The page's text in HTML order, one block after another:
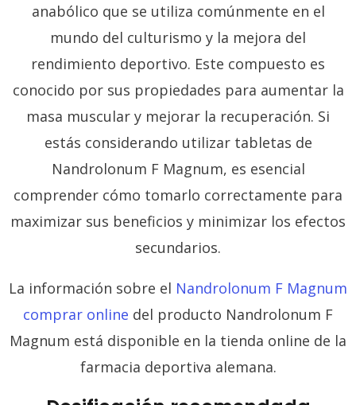
anabólico que se utiliza comúnmente en el
mundo del culturismo y la mejora del
rendimiento deportivo. Este compuesto es
conocido por sus propiedades para aumentar la
masa muscular y mejorar la recuperación. Si
estás considerando utilizar tabletas de
Nandrolonum F Magnum, es esencial
comprender cómo tomarlo correctamente para
maximizar sus beneficios y minimizar los efectos
secundarios.
La información sobre el Nandrolonum F Magnum
comprar online del producto Nandrolonum F
Magnum está disponible en la tienda online de la
farmacia deportiva alemana.